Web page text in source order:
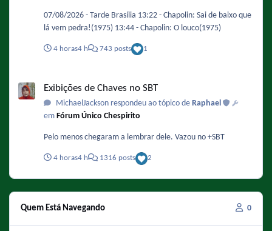
07/08/2026 - Tarde Brasília 13:22 - Chapolin: Sai de baixo que
lá vem pedra!(1975) 13:44 - Chapolin: O louco(1975)
4 horas4 h 743 posts 1
Exibições de Chaves no SBT
MichaelJackson respondeu ao tópico de Raphael
em Fórum Único Chespirito
Pelo menos chegaram a lembrar dele. Vazou no +SBT
4 horas4 h 1316 posts 2
Quem Está Navegando 0